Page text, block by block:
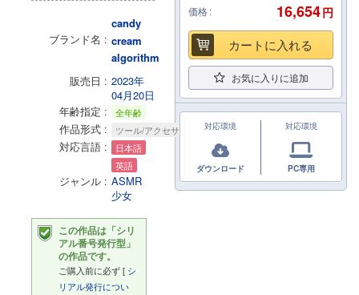
ブランド名
candy
cream
algorithm
販売日
2023年
04月20日
年齢指定
全年齢
作品形式 ツール/アクセサリ
対応言語
日本語
英語
ジャンル
ASMR
少女
この作品は「シリ
アル番号発行型」
の作品です。
ご購入前に必ず [ シ
リアル発行につい
価格 16,654円
カートに入れる
お気に入りに追加
対応環境
ダウンロード
対応環境
PC専用